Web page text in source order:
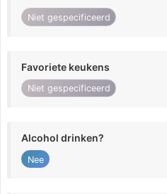
Niet gespecificeerd
Favoriete keukens
Niet gespecificeerd
Alcohol drinken?
Nee